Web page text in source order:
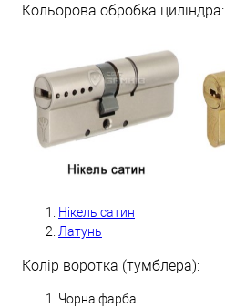
Кольорова обробка циліндра:
Нікель сатин
Латунь
Колір воротка (тумблера):
Чорна фарба